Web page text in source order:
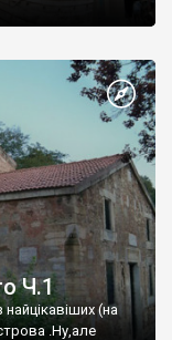
Ч.1
(на
.Ну,але